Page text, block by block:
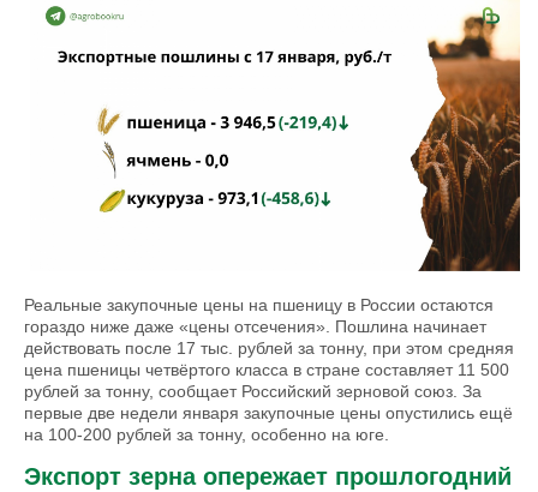
Реальные закупочные цены на пшеницу в России остаются
гораздо ниже даже «цены отсечения». Пошлина начинает
действовать после 17 тыс. рублей за тонну, при этом средняя
цена пшеницы четвёртого класса в стране составляет 11 500
рублей за тонну, сообщает Российский зерновой союз. За
первые две недели января закупочные цены опустились ещё
на 100-200 рублей за тонну, особенно на юге.
Экспорт зерна опережает прошлогодний